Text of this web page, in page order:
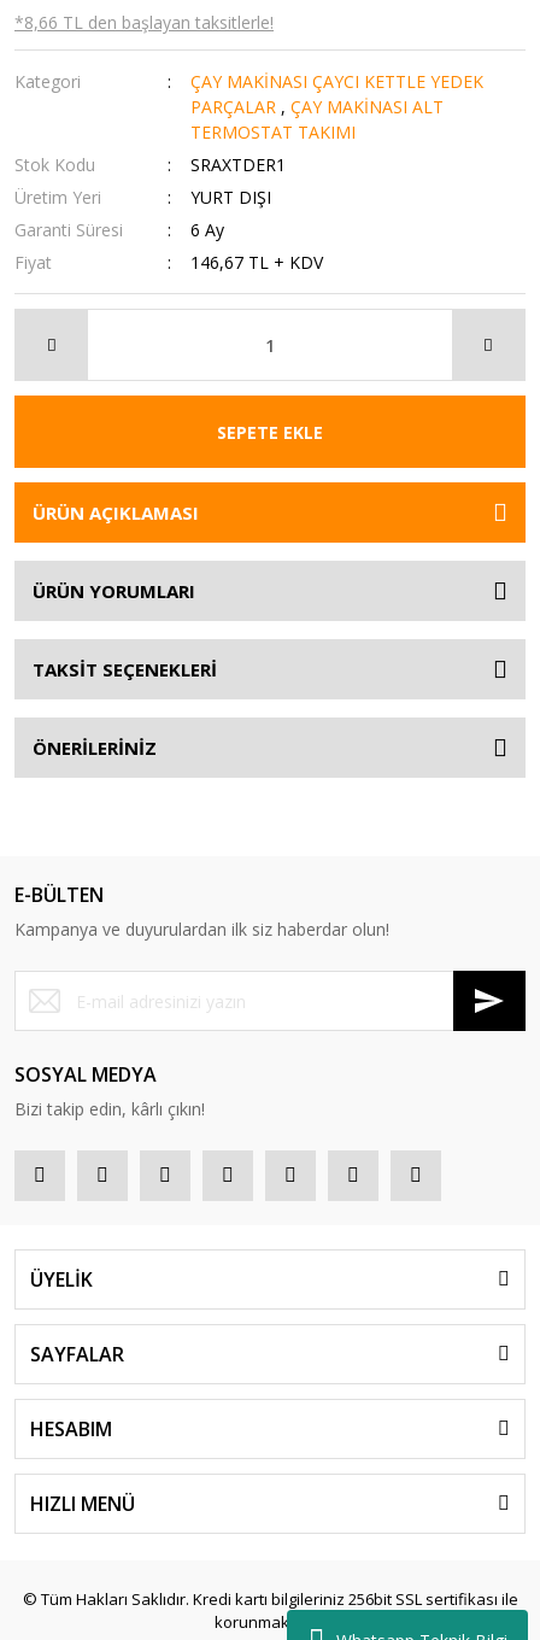
*8,66 TL den başlayan taksitlerle!
Kategori
ÇAY MAKİNASI ÇAYCI KETTLE YEDEK
PARÇALAR ,ÇAY MAKİNASI ALT
TERMOSTAT TAKIMI
Stok Kodu
SRAXTDER1
Üretim Yeri
YURT DIŞI
Garanti Süresi
6 Ay
Fiyat
146,67 TL + KDV
SEPETE EKLE
ÜRÜN AÇIKLAMASI
ÜRÜN YORUMLARI
TAKSİT SEÇENEKLERİ
ÖNERİLERİNİZ
E-BÜLTEN
Kampanya ve duyurulardan ilk siz haberdar olun!
SOSYAL MEDYA
Bizi takip edin, kârlı çıkın!
ÜYELİK
SAYFALAR
HESABIM
HIZLI MENÜ
© Tüm Hakları Saklıdır. Kredi kartı bilgileriniz 256bit SSL sertifikası ile
korunmaktadır.